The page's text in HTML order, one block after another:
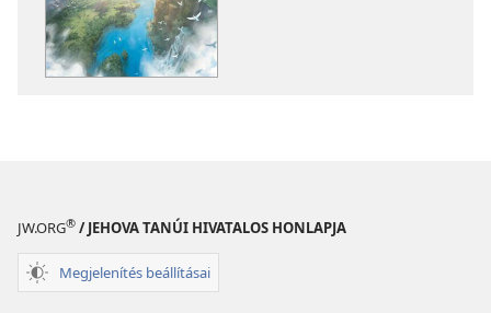
JW.ORG® / JEHOVA TANÚI HIVATALOS HONLAPJA
Megjelenítés beállításai